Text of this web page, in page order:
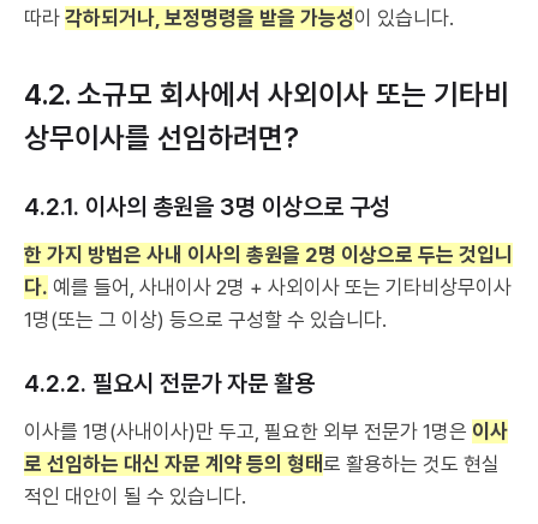
따라 각하되거나, 보정명령을 받을 가능성이 있습니다.
4.2. 소규모 회사에서 사외이사 또는 기타비
상무이사를 선임하려면?
4.2.1. 이사의 총원을 3명 이상으로 구성
한 가지 방법은 사내 이사의 총원을 2명 이상으로 두는 것입니
다. 예를 들어, 사내이사 2명 + 사외이사 또는 기타비상무이사
1명(또는 그 이상) 등으로 구성할 수 있습니다.
4.2.2. 필요시 전문가 자문 활용
이사를 1명(사내이사)만 두고, 필요한 외부 전문가 1명은 이사
로 선임하는 대신 자문 계약 등의 형태로 활용하는 것도 현실
적인 대안이 될 수 있습니다.